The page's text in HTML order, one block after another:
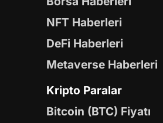
NFT Haberleri
DeFi Haberleri
Metaverse Haberleri
Kripto Paralar
Bitcoin (BTC) Fiyatı